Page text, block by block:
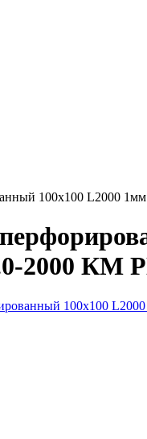
100х100 L2000
2000 КМ